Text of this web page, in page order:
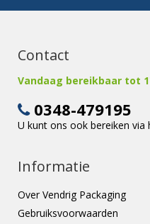
Contact
Vandaag bereikbaar tot
0348-479195
U kunt ons ook bereiken via
Informatie
Over Vendrig Packaging
Gebruiksvoorwaarden